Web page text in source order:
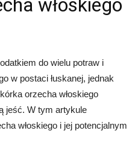
włoskiego
do wielu potraw i
w postaci łuskanej, jednak
orzecha włoskiego
jeść. W tym artykule
włoskiego i jej potencjalnym